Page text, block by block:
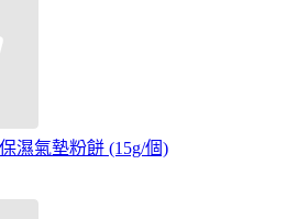
濕氣墊粉餅 (15g/個)